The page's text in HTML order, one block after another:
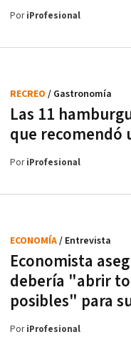
PoriProfesional
Las 11
que recomendó
RECREO / Gastronomía
PoriProfesional
Economista
debería "abrir
posibles" para
ECONOMÍA/ Entrevista
PoriProfesional